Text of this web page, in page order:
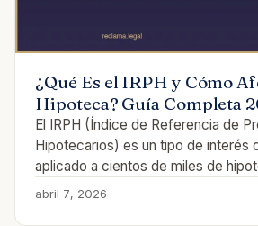
¿Qué Es el IRPH y Cómo
Hipoteca? Guía Completa
El IRPH (Índice de Referencia de
Hipotecarios) es un tipo de interés
aplicado a cientos de miles de
abril 7, 2026